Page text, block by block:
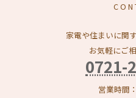
家電や住まいに関
お気軽にご
0721-
営業時間